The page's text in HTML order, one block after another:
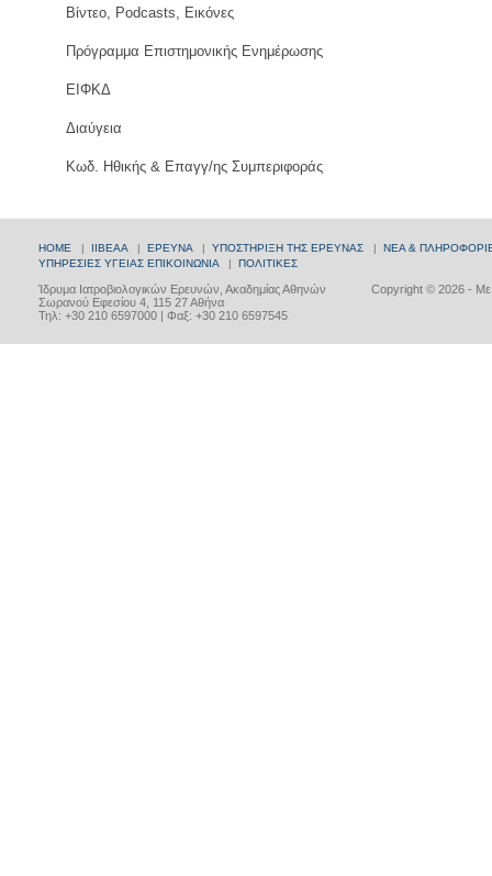
Βίντεο, Podcasts, Εικόνες
Πρόγραμμα Επιστημονικής Ενημέρωσης
ΕΙΦΚΔ
Διαύγεια
Κωδ. Ηθικής & Επαγγ/ης Συμπεριφοράς
HOME | ΙΙΒΕΑΑ | ΕΡΕΥΝΑ | ΥΠΟΣΤΗΡΙΞΗ ΤΗΣ ΕΡΕΥΝΑΣ | ΝΕΑ &
ΥΠΗΡΕΣΙΕΣ ΥΓΕΙΑΣ ΕΠΙΚΟΙΝΩΝΙΑ | ΠΟΛΙΤΙΚΕΣ
Copyright © 2026 - Με
Ίδρυμα Ιατροβιολογικών Ερευνών, Ακαδημίας Αθηνών
Σωρανού Εφεσίου 4, 115 27 Αθήνα
Τηλ: +30 210 6597000 | Φαξ: +30 210 6597545